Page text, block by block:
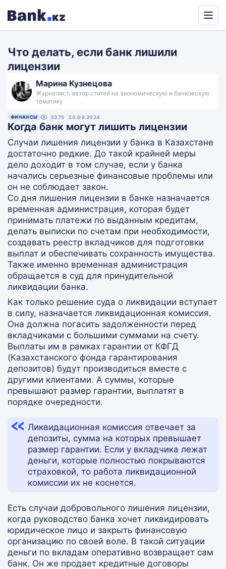
Translate
Что делать, если банк лишили
лицензии
Марина Кузнецова
Журналист, автор статей на экономическую и банковскую
тематику
ФИНАНСЫ 3375 30.09.2024
Когда банк могут лишить лицензии
Случаи лишения лицензии у банка в Казахстане
достаточно редкие. До такой крайней меры
дело доходит в том случае, если у банка
начались серьезные финансовые проблемы или
он не соблюдает закон.
Со дня лишения лицензии в банке назначается
временная администрация, которая будет
принимать платежи по выданным кредитам,
делать выписки по счетам при необходимости,
создавать реестр вкладчиков для подготовки
выплат и обеспечивать сохранность имущества.
Также именно временная администрация
обращается в суд для принудительной
ликвидации банка.
Как только решение суда о ликвидации вступает
в силу, назначается ликвидационная комиссия.
Она должна погасить задолженности перед
вкладчиками с большими суммами на счету.
Выплаты им в рамках гарантии от КФГД
(Казахстанского фонда гарантирования
депозитов) будут производиться вместе с
другими клиентами. А суммы, которые
превышают размер гарантии, выплатят в
порядке очередности.
Ликвидационная комиссия отвечает за
депозиты, сумма на которых превышает
размер гарантии. Если у вкладчика лежат
деньги, которые полностью покрываются
страховкой, то работа ликвидационной
комиссии их не коснется.
Есть случаи добровольного лишения лицензии,
когда руководство банка хочет ликвидировать
юридическое лицо и закрыть финансовую
организацию по своей воле. В такой ситуации
деньги по вкладам оперативно возвращает сам
банк. Он же продает кредитные договоры